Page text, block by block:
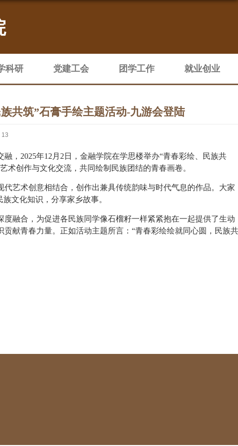
科研 党建工会 团学工作 就业创业
共筑”石膏手绘主题活动-九游会登陆
13
， 2025年12月2日，金融学院在学思楼举办“青春彩绘、民族共
创作与文化交流，共同绘制民族团结的青春画卷。
艺术创意相结合，创作出兼具传统韵味与时代气息的作品。大家
文化知识，分享家乡故事。
融合，为促进各民族同学像石榴籽一样紧紧抱在一起提供了生动
献青春力量。正如活动主题所言： “青春彩绘绘就同心圆，民族共